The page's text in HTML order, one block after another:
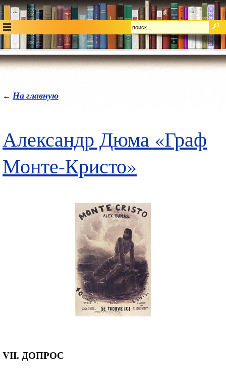
← На главную
Александр Дюма «Граф
Монте-Кристо»
VII. ДОПРОС